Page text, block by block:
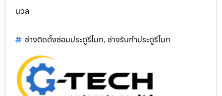
นวล
ช่างติดตั้งซ่อมประตูรีโมท, ช่างรับทำประตูรีโมท